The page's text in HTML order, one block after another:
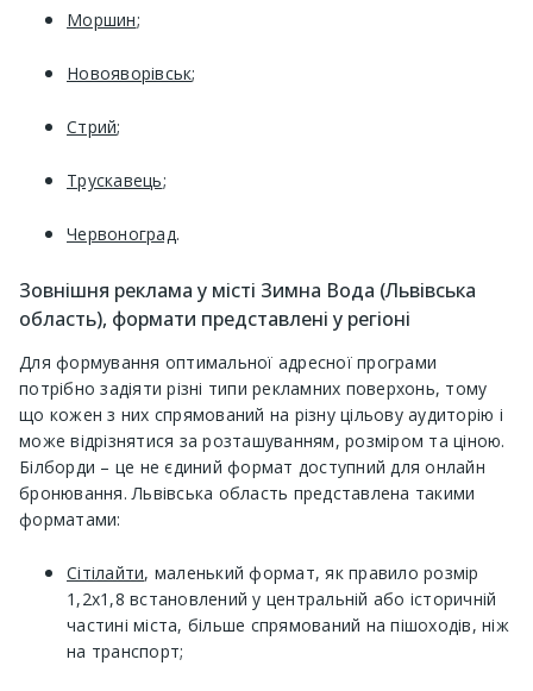
Моршин;
Новояворівськ;
Стрий;
Трускавець;
Червоноград.
Зовнішня реклама у місті Зимна Вода (Львівська
область), формати представлені у регіоні
Для формування оптимальної адресної програми
потрібно задіяти різні типи рекламних поверхонь, тому
що кожен з них спрямований на різну цільову аудиторію і
може відрізнятися за розташуванням, розміром та ціною.
Білборди – це не єдиний формат доступний для онлайн
бронювання. Львівська область представлена ​​такими
форматами:
Сітілайти, маленький формат, як правило розмір
1,2х1,8 встановлений у центральній або історичній
частині міста, більше спрямований на пішоходів, ніж
на транспорт;